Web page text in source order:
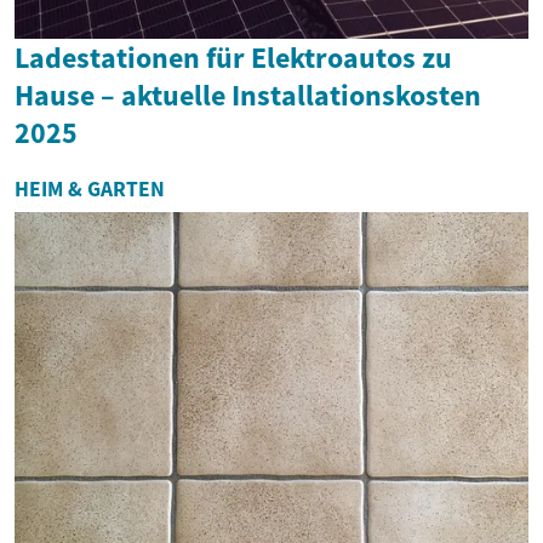
Ladestationen für Elektroautos zu
Hause – aktuelle Installationskosten
2025
HEIM & GARTEN